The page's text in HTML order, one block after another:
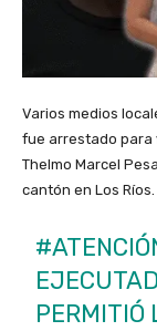
Varios medios
fue arrestado para
Thelmo Marcel
cantón en Los
PERMITIÓ